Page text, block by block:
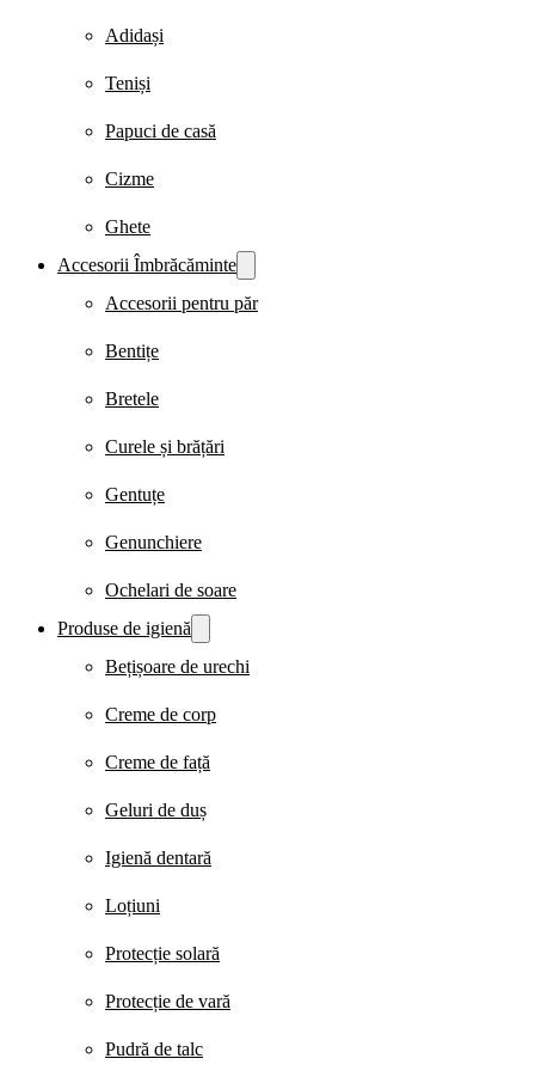
Adidași
Teniși
Papuci de casă
Cizme
Ghete
Accesorii Îmbrăcăminte
Accesorii pentru păr
Bentițe
Bretele
Curele și brățări
Gentuțe
Genunchiere
Ochelari de soare
Produse de igienă
Bețișoare de urechi
Creme de corp
Creme de față
Geluri de duș
Igienă dentară
Loțiuni
Protecție solară
Protecție de vară
Pudră de talc